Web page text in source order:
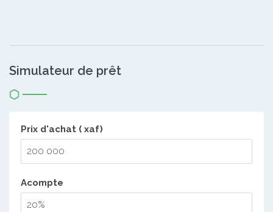
Simulateur de prêt
Prix d'achat ( xaf)
Acompte